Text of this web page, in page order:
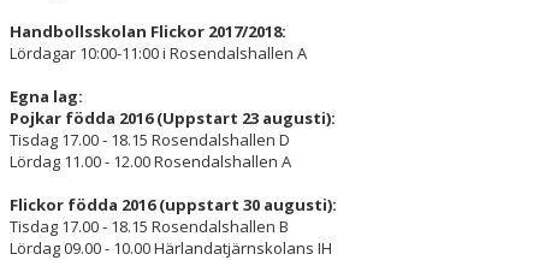
Handbollsskolan Flickor 2017/2018:
Lördagar 10:00-11:00 i Rosendalshallen A
Egna lag:
Pojkar födda 2016 (Uppstart 23 augusti):
Tisdag 17.00 - 18.15 Rosendalshallen D
Lördag 11.00 - 12.00 Rosendalshallen A
Flickor födda 2016 (uppstart 30 augusti):
Tisdag 17.00 - 18.15 Rosendalshallen B
Lördag 09.00 - 10.00 Härlandatjärnskolans IH